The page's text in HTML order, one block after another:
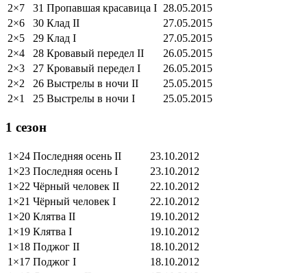
2×7
31 Пропавшая красавица I 28.05.2015
2×6
30 Клад II
27.05.2015
2×5
29 Клад I
27.05.2015
2×4
28 Кровавый передел II
26.05.2015
2×3
27 Кровавый передел I
26.05.2015
2×2
26 Выстрелы в ночи II
25.05.2015
2×1
25 Выстрелы в ночи I 25.05.2015
1 сезон
1×24 Последняя осень II
23.10.2012
1×23 Последняя осень I
23.10.2012
1×22 Чёрный человек II
22.10.2012
1×21 Чёрный человек I
22.10.2012
1×20 Клятва II
19.10.2012
1×19 Клятва I
19.10.2012
1×18 Поджог II
18.10.2012
1×17 Поджог I
18.10.2012